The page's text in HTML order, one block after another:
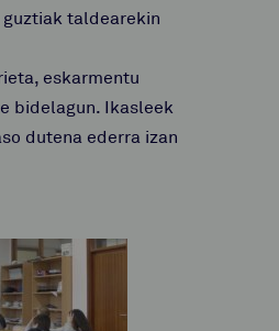
taldearekin
eskarmentu
bidelagun. Ikasleek
dutena ederra izan